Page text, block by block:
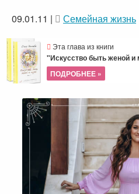
09.01.11 | Семейная жизнь
Эта глава из книги
"Искусство быть женой и
ПОДРОБНЕЕ »